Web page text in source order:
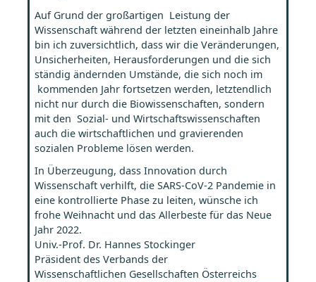
Auf Grund der großartigen Leistung der
Wissenschaft während der letzten eineinhalb Jahre
bin ichzuversichtlich, dass wir die Veränderungen,
Unsicherheiten, Herausforderungen und die sich
ständig ändernden Umstände, die sich noch im
kommenden Jahr fortsetzen werden, letztendlich
nicht nur durch die Biowissenschaften, sondern
mit den Sozial- und Wirtschaftswissenschaften
auch die wirtschaftlichen und gravierenden
sozialen Probleme lösen werden.
In Überzeugung, dass Innovation durch
Wissenschaft verhilft, die SARS-CoV-2 Pandemie in
eine kontrollierte Phase zu leiten, wünsche ich
frohe Weihnacht und das Allerbeste für das Neue
Jahr 2022.
Univ.-Prof. Dr. Hannes Stockinger
Präsident des Verbands der
Wissenschaftlichen Gesellschaften Österreichs